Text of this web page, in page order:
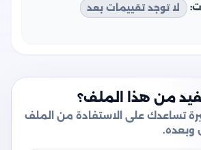
لا توجد تقييمات بعد
من هذا الملف؟
تساعدك على الاستفادة من الملف
وبعده.